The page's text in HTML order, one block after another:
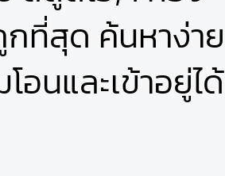
กที่สุด ค้นหาง่าย
นและเข้าอยู่ได้